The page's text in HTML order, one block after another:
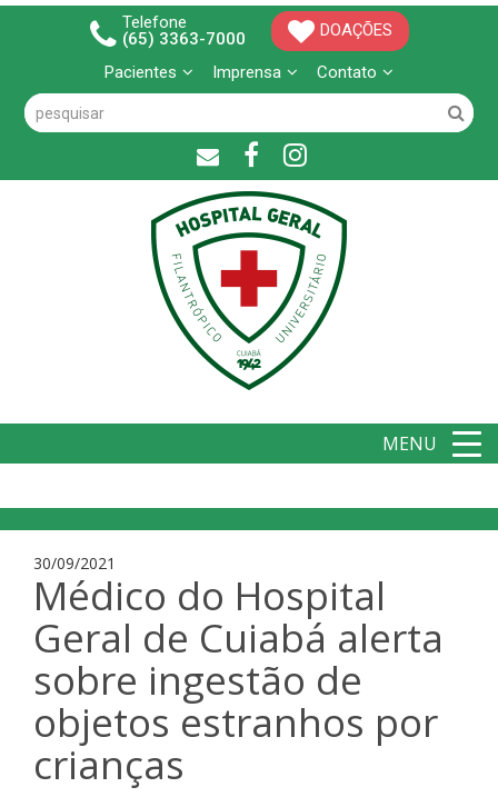
Telefone
(65) 3363-7000
DOAÇÕES
Pacientes Imprensa Contato
MENU
30/09/2021
Médico do Hospital
Geral de Cuiabá alerta
sobre ingestão de
objetos estranhos por
crianças